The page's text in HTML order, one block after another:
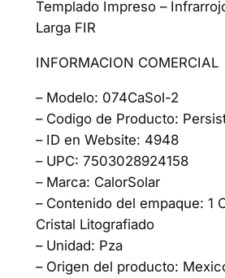
Templado Impreso –
Larga FIR
INFORMACION COMERCIAL
– Modelo: 074CaSol-2
– Codigo de Producto:
– ID en Website: 4948
– UPC: 7503028924158
– Marca: CalorSolar
– Contenido del empaque: 1
Cristal Litografiado
– Unidad: Pza
– Origen del producto: